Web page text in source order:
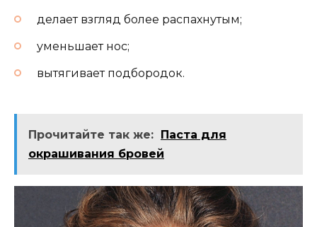
делает взгляд более распахнутым;
уменьшает нос;
вытягивает подбородок.
Прочитайте так же: Паста для
окрашивания бровей